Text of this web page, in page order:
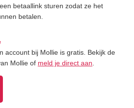
betaallink sturen zodat ze het
betalen.
account bij Mollie is gratis. Bekijk de
Mollie of meld je direct aan